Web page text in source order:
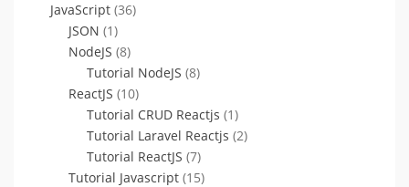
JavaScript (36)
JSON (1)
NodeJS (8)
Tutorial NodeJS (8)
ReactJS (10)
Tutorial CRUD Reactjs (1)
Tutorial Laravel Reactjs (2)
Tutorial ReactJS (7)
Tutorial Javascript (15)